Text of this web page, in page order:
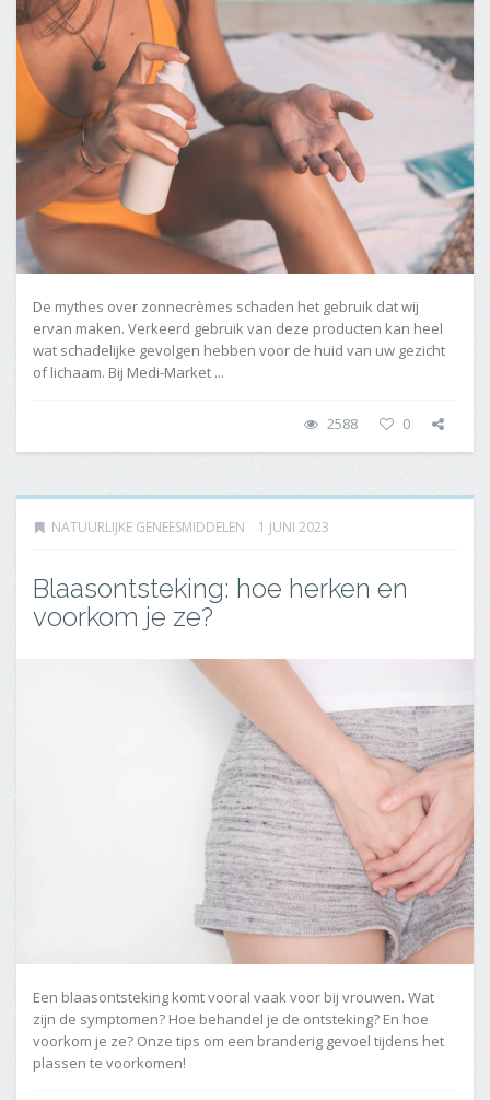
De mythes over zonnecrèmes schaden het gebruik dat wij
ervan maken. Verkeerd gebruik van deze producten kan heel
wat schadelijke gevolgen hebben voor de huid van uw gezicht
of lichaam. Bij Medi-Market ...
2588 0
NATUURLIJKE GENEESMIDDELEN 1 JUNI 2023
Blaasontsteking: hoe herken en
voorkom je ze?
Een blaasontsteking komt vooral vaak voor bij vrouwen. Wat
zijn de symptomen? Hoe behandel je de ontsteking? En hoe
voorkom je ze? Onze tips om een branderig gevoel tijdens het
plassen te voorkomen!